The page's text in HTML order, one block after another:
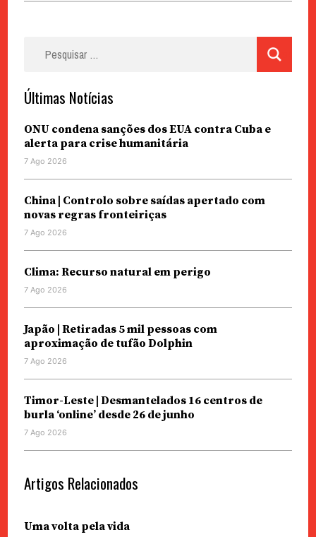
Últimas Notícias
ONU condena sanções dos EUA contra Cuba e
alerta para crise humanitária
7 Ago 2026
China | Controlo sobre saídas apertado com
novas regras fronteiriças
7 Ago 2026
Clima: Recurso natural em perigo
7 Ago 2026
Japão | Retiradas 5 mil pessoas com
aproximação de tufão Dolphin
7 Ago 2026
Timor-Leste | Desmantelados 16 centros de
burla ‘online’ desde 26 de junho
7 Ago 2026
Artigos Relacionados
Uma volta pela vida